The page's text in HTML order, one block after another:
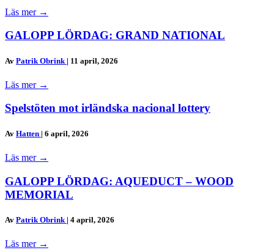
Läs mer →
GALOPP LÖRDAG: GRAND NATIONAL
Av Patrik Obrink | 11 april, 2026
Läs mer →
Spelstöten mot irländska nacional lottery
Av Hatten | 6 april, 2026
Läs mer →
GALOPP LÖRDAG: AQUEDUCT – WOOD
MEMORIAL
Av Patrik Obrink | 4 april, 2026
Läs mer →